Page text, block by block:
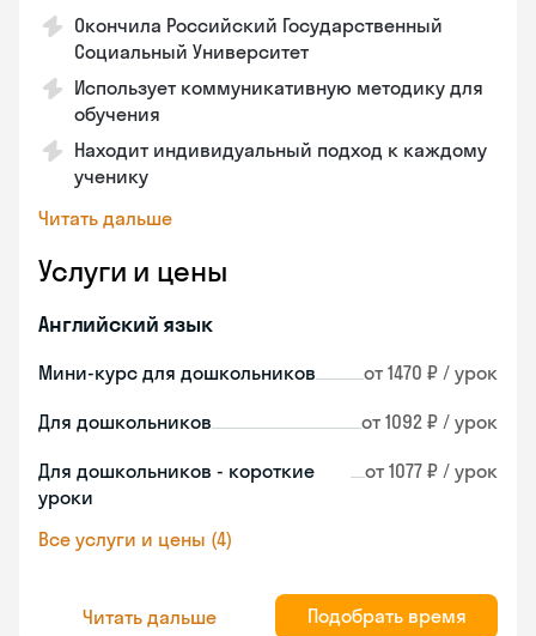
Окончила Российский Государственный
Социальный Университет
Использует коммуникативную методику для
обучения
Находит индивидуальный подход к каждому
ученику
Читать дальше
Услуги и цены
Английский язык
Мини-курс для дошкольников от 1470 ₽ / урок
Для дошкольников от 1092 ₽ / урок
Для дошкольников - короткие
уроки
от 1077 ₽ / урок
Все услуги и цены (4)
Читать дальше Подобрать время